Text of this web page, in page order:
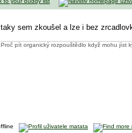
taky sem zkoušel a lze i bez
Proč pít organický rozpouštědlo když mohu jíst